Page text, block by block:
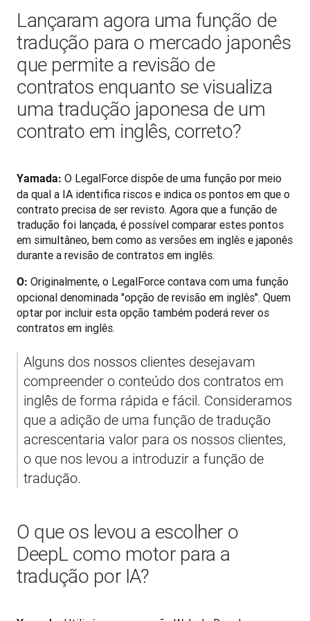
Lançaram agora uma função de
tradução para o mercado japonês
que permite a revisão de
contratos enquanto se visualiza
uma tradução japonesa de um
contrato em inglês, correto?
Yamada: O LegalForce dispõe de uma função por meio
da qual a IA identifica riscos e indica os pontos em que o
contrato precisa de ser revisto. Agora que a função de
tradução foi lançada, é possível comparar estes pontos
em simultâneo, bem como as versões em inglês e japonês
durante a revisão de contratos em inglês.
O: Originalmente, o LegalForce contava com uma função
opcional denominada "opção de revisão em inglês". Quem
optar por incluir esta opção também poderá rever os
contratos em inglês.
Alguns dos nossos clientes desejavam
compreender o conteúdo dos contratos em
inglês de forma rápida e fácil. Consideramos
que a adição de uma função de tradução
acrescentaria valor para os nossos clientes,
o que nos levou a introduzir a função de
tradução.
O que os levou a escolher o
DeepL como motor para a
tradução por IA?